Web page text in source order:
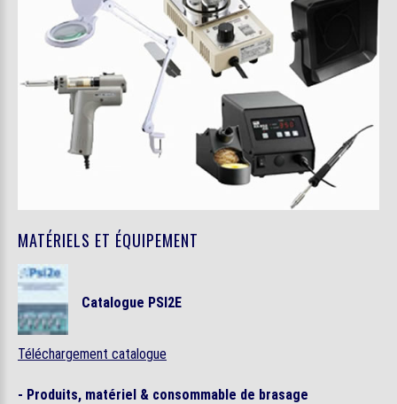
MATÉRIELS ET ÉQUIPEMENT
Catalogue PSI2E
Téléchargement catalogue
- Produits, matériel & consommable de brasage